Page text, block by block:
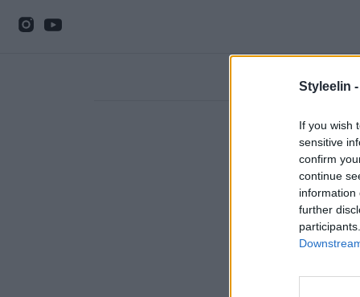
Styleelin
If you wish
sensitive
confirm
continue
information
further